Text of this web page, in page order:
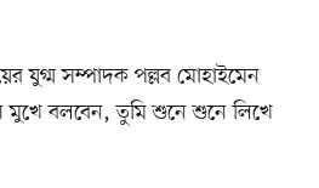
যুগ্ম সম্পাদক পল্লব মোহাইমেন
মুখে বলবেন, তুমি শুনে শুনে লিখে